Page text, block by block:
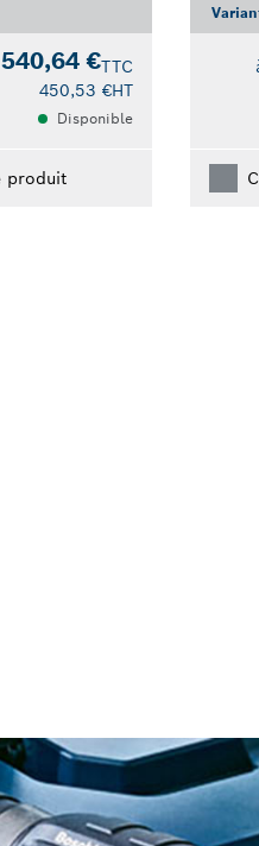
540,64 €TTC
450,53 €HT
Disponible
produit